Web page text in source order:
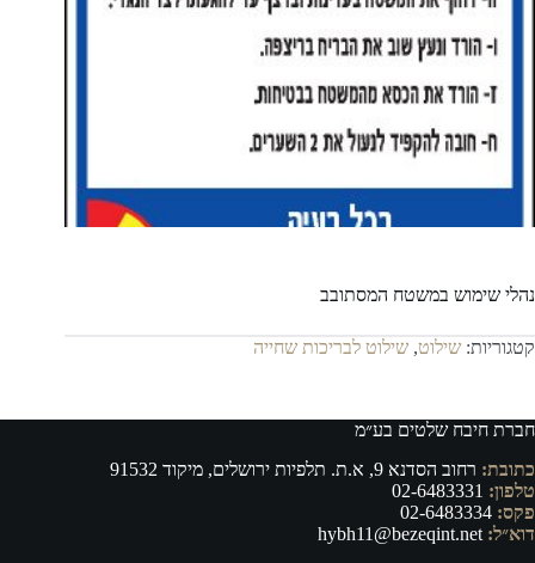
נהלי שימוש במשטח המסתובב
קטגוריות: שילוט, שילוט לבריכות שחייה
חברת חיבח שלטים בע״מ
כתובת: רחוב הסדנא 9, א.ת. תלפיות ירושלים, מיקוד 91532
טלפון: 02-6483331
פקס:
דוא״ל: hybh11@bezeqint.net